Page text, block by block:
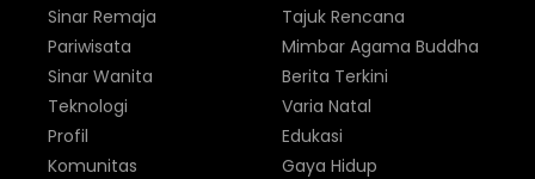
Sinar Remaja
Pariwisata
Sinar Wanita
Tajuk Rencana
Mimbar Agama Buddha
Berita Terkini
Teknologi
Profil
Komunitas
Varia Natal
Edukasi
Gaya Hidup